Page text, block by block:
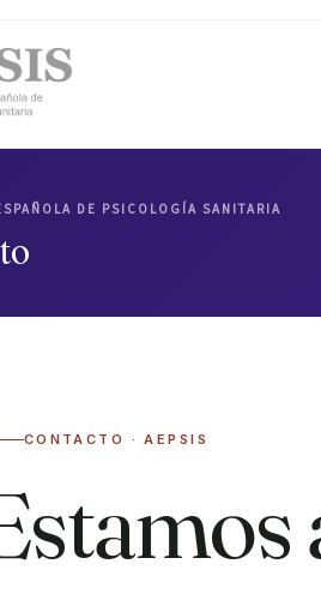
DE PSICOLOGÍA SANITARIA
CONTACTO · AEPSIS